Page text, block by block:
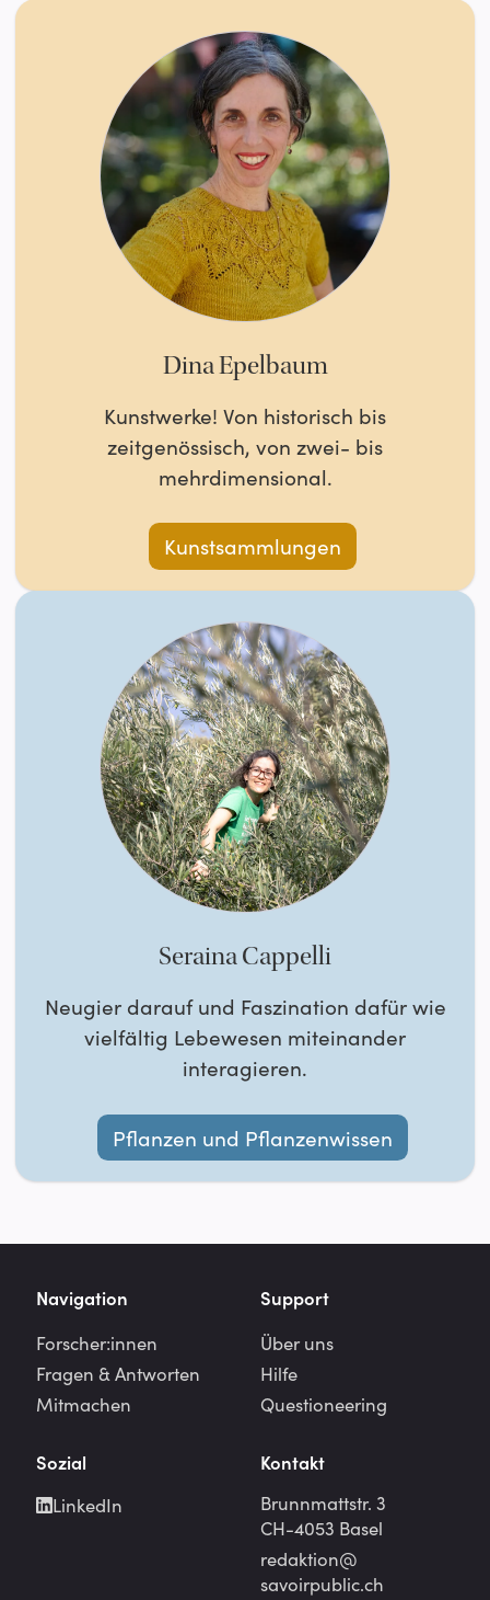
Dina Epelbaum
Kunstwerke! Von historisch bis
zeitgenössisch, von zwei- bis
mehrdimensional.
Kunstsammlungen
Seraina Cappelli
Neugier darauf und Faszination dafür wie
vielfältig Lebewesen miteinander
interagieren.
Pflanzen und Pflanzenwissen
Navigation
Forscher:innen
Fragen & Antworten
Mitmachen
Support
Über uns
Hilfe
Questioneering
Sozial
LinkedIn
Kontakt
Brunnmattstr. 3
CH-4053 Basel
redaktion@
savoirpublic.ch